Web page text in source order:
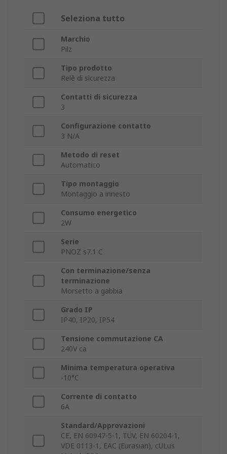
Seleziona tutto
Marchio
Pilz
Tipo prodotto
Relè di sicurezza
Contatti di sicurezza
3
Configurazione contatto
3 N/A
Metodo di reset
Automatico
Tipo montaggio
Montaggio a innesto
Consumo energetico
2W
Serie
PNOZ s7.1 C
Con terminazione/senza
terminazione
Morsetto a gabbia
Grado IP
IP40, IP20, IP54
Tensione commutazione CA
240V ca
Minima temperatura operativa
-10°C
Corrente di contatto
6A
Standard/Approvazioni
CE, EN 60947-5-1, TÜV, EN 60204-1,
VDE 0113-1, EAC (Eurasian), cULus